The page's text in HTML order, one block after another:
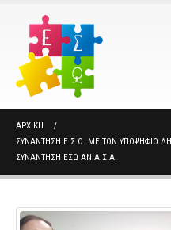
ΑΡΧΙΚΉ
ΣΥΝΆΝΤΗΣΗ Ε.Σ.Ω. ΜΕ ΤΟΝ ΥΠΟΨΉΦΙΟ
ΣΥΝΑΝΤΗΣΗ ΕΣΩ ΑΝ.Α.Σ.Α.